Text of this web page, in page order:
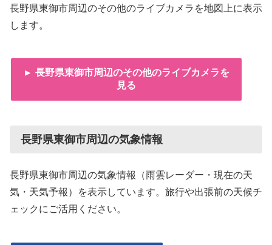
長野県東御市周辺のその他のライブカメラを地図上に表示
します。
► 長野県東御市周辺のその他のライブカメラを
見る
長野県東御市周辺の気象情報
長野県東御市周辺の気象情報（雨雲レーダー・現在の天
気・天気予報）を表示しています。旅行や出張前の天候チ
ェックにご活用ください。